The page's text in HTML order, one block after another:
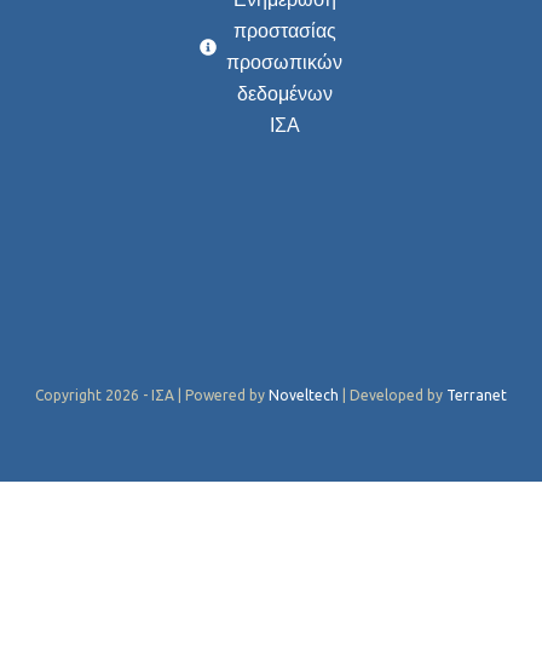
προστασίας
προσωπικών
δεδομένων
ΙΣΑ
Copyright 2026 - ΙΣΑ | Powered by Noveltech | Developed by Terranet